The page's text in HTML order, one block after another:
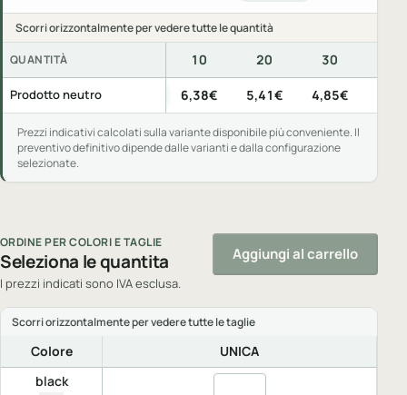
Scorri orizzontalmente per vedere tutte le quantità
Prezzi indicativi per pezzo, IVA esclusa, per quantità di
QUANTITÀ 10 20 30
Prodotto neutro 6,38€ 5,41€ 4,85€
Prezzi indicativi calcolati sulla variante disponibile più conveniente. Il
preventivo definitivo dipende dalle varianti e dalla configurazione
selezionate.
ORDINE PER COLORI E TAGLIE
Seleziona le quantita
I prezzi indicati sono IVA esclusa.
Aggiungi al carrello
Colore
UNICA
black